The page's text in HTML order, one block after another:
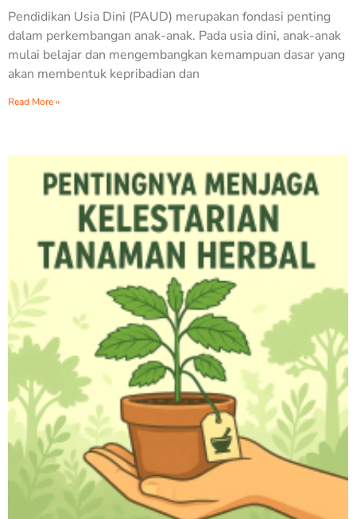
Pendidikan Usia Dini (PAUD) merupakan fondasi penting
dalam perkembangan anak-anak. Pada usia dini, anak-anak
mulai belajar dan mengembangkan kemampuan dasar yang
akan membentuk kepribadian dan
Read More »